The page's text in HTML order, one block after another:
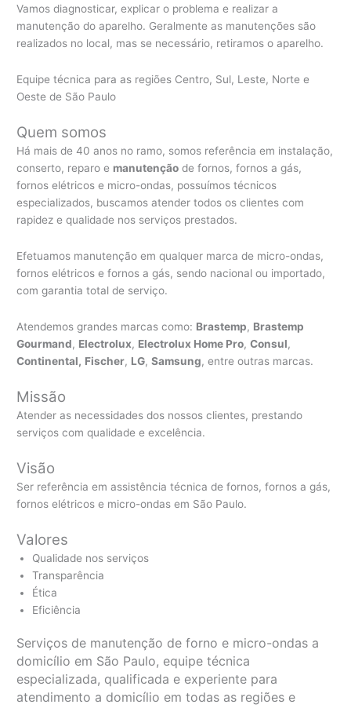
Vamos diagnosticar, explicar o problema e realizar a
manutenção do aparelho. Geralmente as manutenções são
realizados no local, mas se necessário, retiramos o aparelho.
Equipe técnica para as regiões Centro, Sul, Leste, Norte e
Oeste de São Paulo
Quem somos
Há mais de 40 anos no ramo, somos referência em instalação,
conserto, reparo e manutenção de fornos, fornos a gás,
fornos elétricos e micro-ondas, possuímos técnicos
especializados, buscamos atender todos os clientes com
rapidez e qualidade nos serviços prestados.
Efetuamos manutenção em qualquer marca de micro-ondas,
fornos elétricos e fornos a gás, sendo nacional ou importado,
com garantia total de serviço.
Atendemos grandes marcas como: Brastemp, Brastemp
Gourmand, Electrolux, Electrolux Home Pro,Consul,
Continental, Fischer, LG,Samsung, entre outras marcas.
Missão
Atender as necessidades dos nossos clientes, prestando
serviços com qualidade e excelência.
Visão
Ser referência em assistência técnica de fornos, fornos a gás,
fornos elétricos e micro-ondas em São Paulo.
Valores
Qualidade nos serviços
Transparência
Ética
Eficiência
Serviços de manutenção de forno e micro-ondas a
domicílio em São Paulo, equipe técnica
especializada, qualificada e experiente para
atendimento a domicílio em todas as regiões e